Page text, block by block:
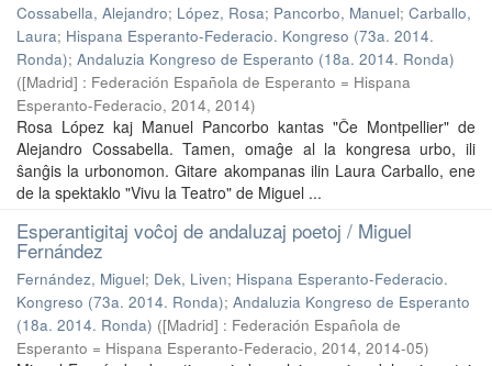
Cossabella, Alejandro; López, Rosa; Pancorbo, Manuel; Carballo,
Laura; Hispana Esperanto-Federacio. Kongreso (73a. 2014.
Ronda); Andaluzia Kongreso de Esperanto (18a. 2014. Ronda)
([Madrid] : Federación Española de Esperanto = Hispana
Esperanto-Federacio, 2014, 2014)
Rosa López kaj Manuel Pancorbo kantas "Ĉe Montpellier" de
Alejandro Cossabella. Tamen, omaĝe al la kongresa urbo, ili
ŝanĝis la urbonomon. Gitare akompanas ilin Laura Carballo, ene
de la spektaklo "Vivu la Teatro" de Miguel ...
Esperantigitaj voĉoj de andaluzaj poetoj / Miguel
Fernández
Fernández, Miguel; Dek, Liven; Hispana Esperanto-Federacio.
Kongreso (73a. 2014. Ronda); Andaluzia Kongreso de Esperanto
(18a. 2014. Ronda) ([Madrid] : Federación Española de
Esperanto = Hispana Esperanto-Federacio, 2014, 2014-05)